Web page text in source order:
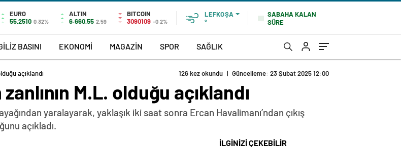
EURO
55,2510 0.32%
ALTIN
6.660,55 2,59
BITCOIN
3090109 -0.2%
LEFKOŞA
°
SABAHA KALAN
SÜRE
BASINI EKONOMİ MAGAZİN SPOR SAĞLIK
açıklandı 126 kez okundu | Güncelleme: 23 Şubat 2025 12:00
M.L. olduğu açıklandı
yaralayarak, yaklaşık iki saat sonra Ercan Havalimanı’ndan çıkış
açıkladı.
İLGİNİZİ ÇEKEBİLİR